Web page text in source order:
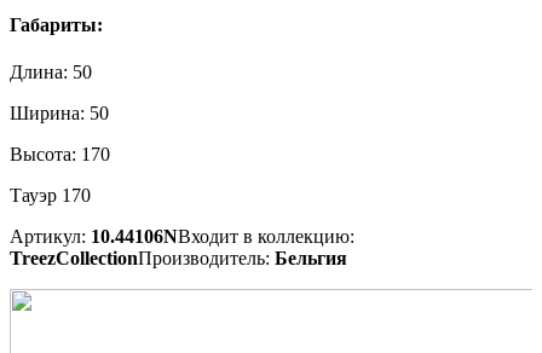
Габариты:
Длина: 50
Ширина: 50
Высота: 170
Тауэр 170
Артикул: 10.44106NВходит в коллекцию:
TreezCollectionПроизводитель: Бельгия